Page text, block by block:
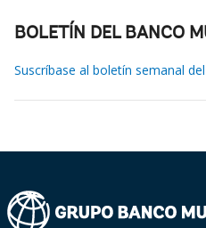
BOLETÍN DEL BANCO
Suscríbase al boletín semanal